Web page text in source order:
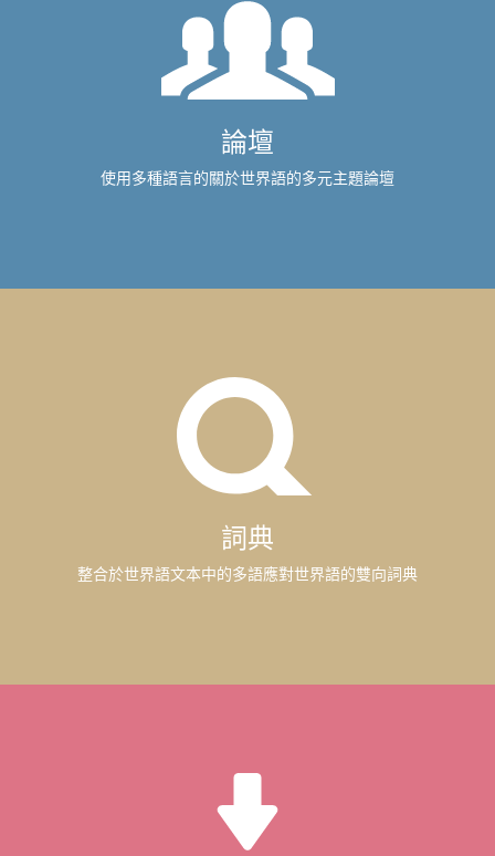
論壇
使用多種語言的關於世界語的多元主題論壇
詞典
整合於世界語文本中的多語應對世界語的雙向詞典